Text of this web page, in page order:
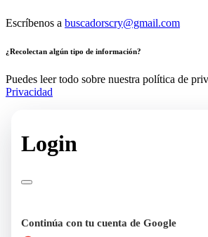
Escríbenos a buscadorscry@gmail.com
¿Recolectan algún tipo de información?
Puedes leer todo sobre nuestra política de
Privacidad
Login
Continúa con tu cuenta de Google